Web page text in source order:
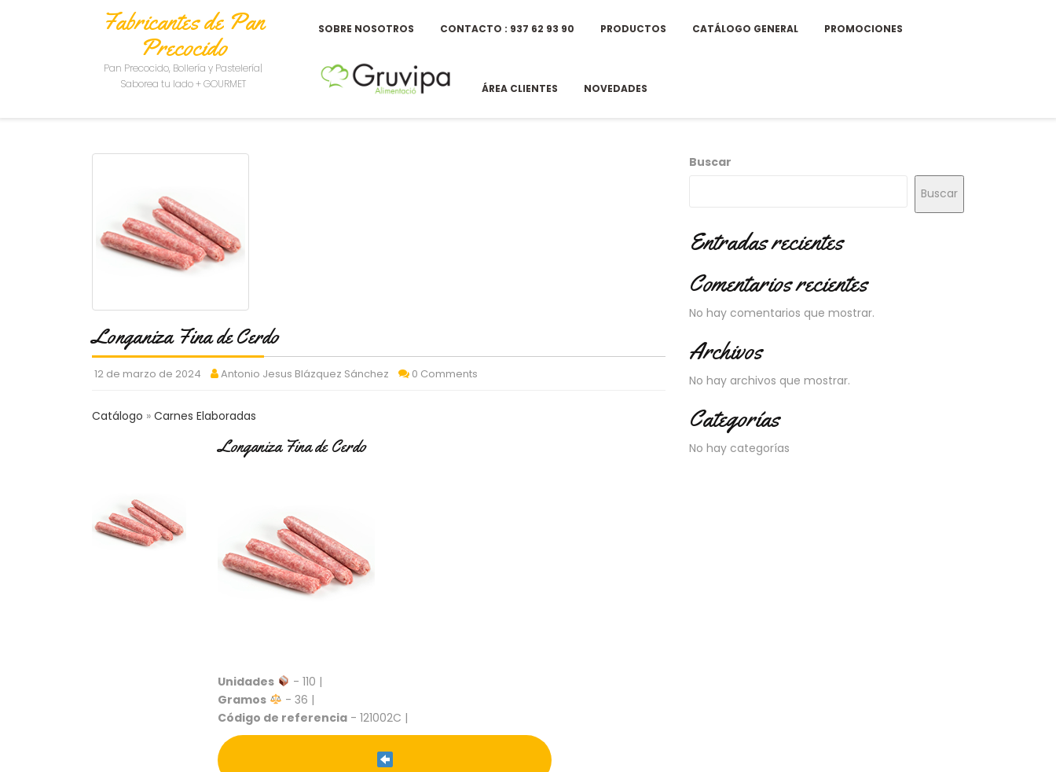
Fabricantes de Pan
Precocido
Pan Precocido, Bollería y Pastelería|
Saborea tu lado + GOURMET
SOBRE NOSOTROS CONTACTO : 937 62 93 90 PRODUCTOS CATÁLOGO GENERAL PROMOCIONES
ÁREA CLIENTES NOVEDADES
Longaniza Fina de Cerdo
12 de marzo de 2024 Antonio Jesus Blázquez Sánchez 0 Comments
Catálogo Carnes Elaboradas
Longaniza Fina de Cerdo
Unidades
- 110 |
Gramos
- 36 |
Código de referencia - 121002C |
Buscar
Buscar
Entradas recientes
Comentarios recientes
No hay comentarios que mostrar.
Archivos
No hay archivos que mostrar.
Categorías
No hay categorías